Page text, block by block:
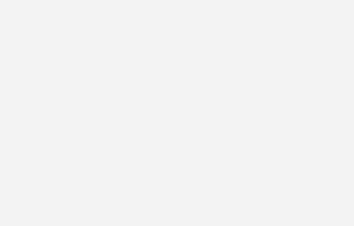
die Zahl der E-Handwerksbetriebe mit 18.460
die der Dachdeckerbetrieb. Davon zählt der
In der Umfrage tauchen dann natürlich
die keine Solaranlagen bauen, auch folglich
zusammenarbeiten.
Information rund um die solare
Sie dazu einfach unseren